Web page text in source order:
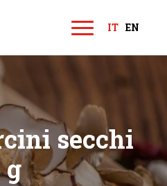
M
n
IT EN
secchi
g